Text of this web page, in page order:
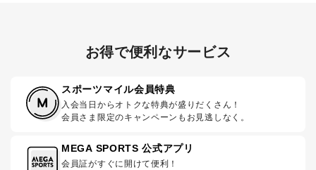
お得で便利なサービス
スポーツマイル会員特典
入会当日からオトクな特典が盛りだくさん！
会員さま限定のキャンペーンもお見逃しなく。
MEGA SPORTS 公式アプリ
会員証がすぐに開けて便利！